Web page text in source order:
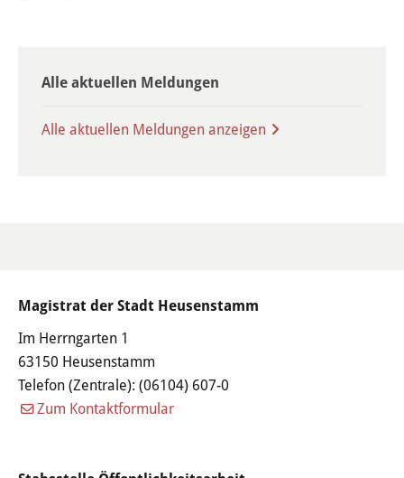
Alle aktuellen Meldungen
Alle aktuellen Meldungen anzeigen
Magistrat der Stadt Heusenstamm
Im Herrngarten 1
63150 Heusenstamm
Telefon (Zentrale): (06104) 607-0
Zum Kontaktformular
Familie & Kinder
Kinderbetreuung
Leon-Hilfe-Inseln
Soziales & Gesundheit